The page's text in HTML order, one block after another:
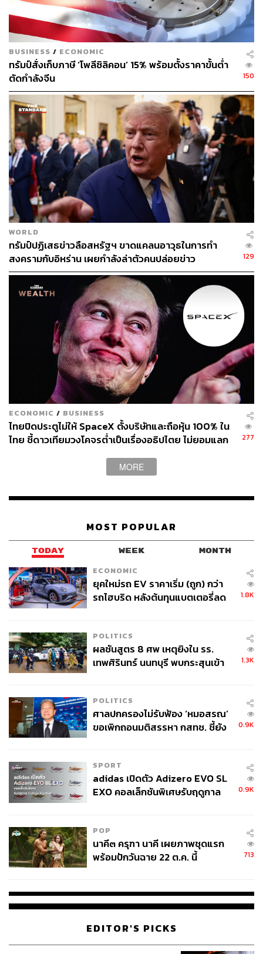
อ้างอิง:
edition.cnn.com/politics/live-news/state-of-the-union-
2019/index.html
ig.ft.com/us-sotu-2019/?fbclid=IwAR1Kj4KjyrURkd4t
mjtArtGZwBrAhb45HFn8uIRoqGJ3P3yQlDW2H47V
dfI
www.nbcnews.com/card/fact-check-trump-says-vene
zuela-s-collapse-result-socialist-policies-n967491
TAGS: Afghanistan ผู้อพยพ
State of the Union
สภาคองเกรสของสหรัฐฯ
แนวพรมแดนสหรัฐฯ-เม็กซิโก
Donald Trump
ผู้ลี้ภัย
Syria
ABOUT THE AUTHOR
คมปทิต คงศักดิ์ศรีสกุล
บรรณาธิการข่าวต่างประเทศ สำนักข่าว THE
STANDARD
BUSINESS / ECONOMIC
ทรัมป์สั่งเก็บภาษี ‘โพลีซิลิคอน’ 15% พร้อมตั้งราคาขั้นต่ำ
ตัดกำลังจีน
150
WORLD
ทรัมป์ปฏิเสธข่าวลือสหรัฐฯ ขาดแคลนอาวุธในการทำ
สงครามกับอิหร่าน เผยกำลังล่าตัวคนปล่อยข่าว
129
ECONOMIC / BUSINESS
ไทยปิดประตูไม่ให้ SpaceX ตั้งบริษัทและถือหุ้น 100% ใน
ไทย ชี้ดาวเทียมวงโคจรต่ำเป็นเรื่องอธิปไตย ไม่ยอมแลก
277
MORE
MOST POPULAR
TODAY WEEK MONTH
ECONOMIC
ยุคใหม่รถ EV ราคาเริ่ม (ถูก) กว่า
รถไฮบริด หลังต้นทุนแบตเตอรี่ลด
1.8K
POLITICS
ผลชันสูตร 8 ศพ เหตุยิงใน รร.
เทพศิรินทร์ นนทบุรี พบกระสุนเข้า
1.3K
POLITICS
ศาลปกครองไม่รับฟ้อง ‘หมอสรณ’
ขอเพิกถอนมติสรรหา กสทช. ชี้ยัง
0.9K
SPORT
adidas เปิดตัว Adizero EVO SL
EXO คอลเล็กชันพิเศษรับฤดูกาล
0.9K
POP
นาคี๓ ครุฑา นาคี เผยภาพชุดแรก
พร้อมปักวันฉาย 22 ต.ค. นี้
713
EDITOR'S PICKS